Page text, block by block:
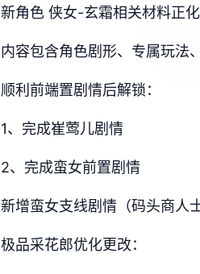
新角色 侠女-玄霜相关材料正
内容包含角色剧形、专属玩法
顺利前端置剧情后解锁：
1、完成崔莺儿剧情
2、完成蛮女前置剧情
新增蛮女支线剧情（码头商人
极品采花郎优化更改：